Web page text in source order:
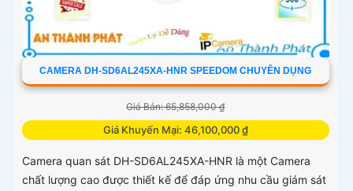
CAMERA DH-SD6AL245XA-HNR SPEEDOM CHUYÊN DỤNG
Giá Bán: 65,858,000 ₫
Giá Khuyến Mại: 46,100,000 ₫
Camera quan sát DH-SD6AL245XA-HNR là một Camera
chất lượng cao được thiết kế để đáp ứng nhu cầu giám sát